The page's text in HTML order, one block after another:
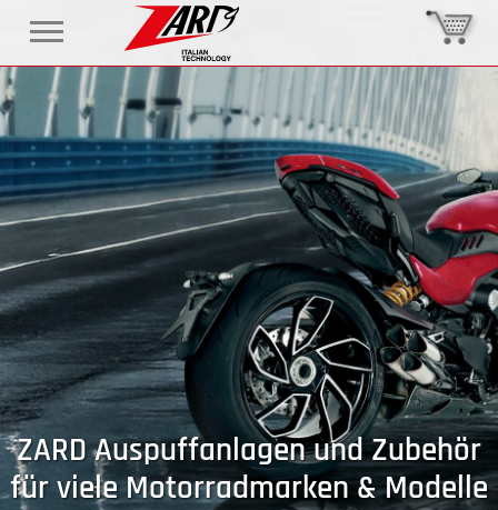
ZARD Auspuffanlagen und Zubehör
für viele Motorradmarken & Modelle